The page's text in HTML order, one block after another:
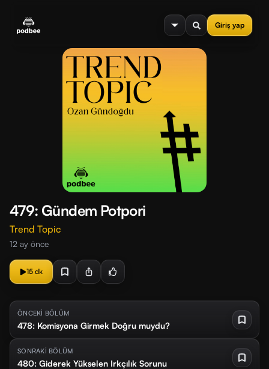
Giriş yap
menu
479: Gündem Potpori
Trend Topic
12 ay önce
15 dk
ÖNCEKİ BÖLÜM
478: Komisyona Girmek Doğru muydu?
SONRAKİ BÖLÜM
480: Giderek Yükselen Irkçılık Sorunu